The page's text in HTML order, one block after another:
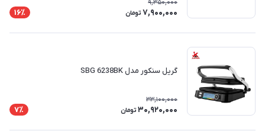
9,350,000
7,900,000 تومان 16٪
گریل سنکور مدل SBG 6238BK
33,100,000
30,920,000 تومان 7٪